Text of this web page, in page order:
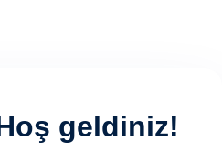
geldiniz!